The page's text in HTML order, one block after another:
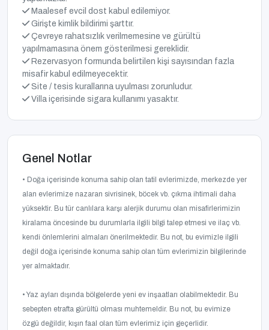
Maalesef evcil dost kabul edilemiyor.
Girişte kimlik bildirimi şarttır.
Çevreye rahatsızlık verilmemesine ve gürültü
yapılmamasına önem gösterilmesi gereklidir.
Rezervasyon formunda belirtilen kişi sayısından fazla
misafir kabul edilmeyecektir.
Site / tesis kurallarına uyulması zorunludur.
Villa içerisinde sigara kullanımı yasaktır.
Genel Notlar
• Doğa içerisinde konuma sahip olan tatil evlerimizde, merkezde yer
alan evlerimize nazaran sivrisinek, böcek vb. çıkma ihtimali daha
yüksektir. Bu tür canlılara karşı alerjik durumu olan misafirlerimizin
kiralama öncesinde bu durumlarla ilgili bilgi talep etmesi ve ilaç vb.
kendi önlemlerini almaları önerilmektedir. Bu not, bu evimizle ilgili
değil doğa içerisinde konuma sahip olan tüm evlerimizin bilgilerinde
yer almaktadır.
• Yaz ayları dışında bölgelerde yeni ev inşaatları olabilmektedir. Bu
sebepten etrafta gürültü olması muhtemeldir. Bu not, bu evimize
özgü değildir, kışın faal olan tüm evlerimiz için geçerlidir.